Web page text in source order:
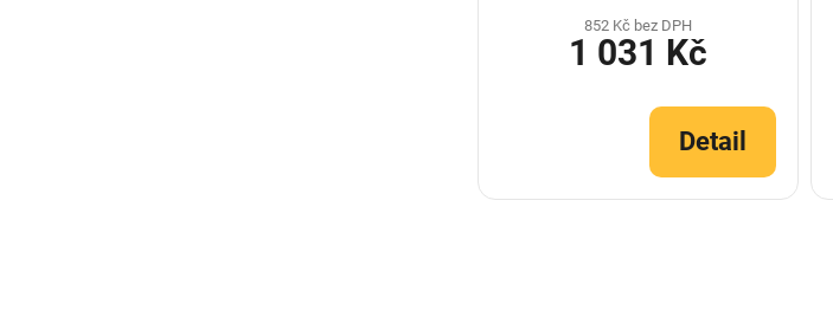
852 Kč bez DPH
1 031 Kč
Detail